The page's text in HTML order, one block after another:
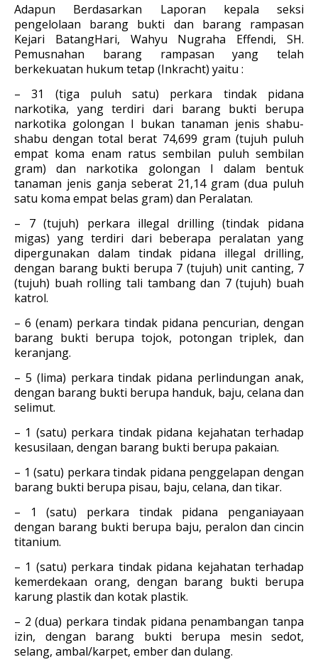
Adapun Berdasarkan Laporan kepala seksi
pengelolaan barang bukti dan barang rampasan
Kejari BatangHari, Wahyu Nugraha Effendi, SH.
Pemusnahan barang rampasan yang telah
berkekuatan hukum tetap (Inkracht) yaitu :
– 31 (tiga puluh satu) perkara tindak pidana
narkotika, yang terdiri dari barang bukti berupa
narkotika golongan I bukan tanaman jenis shabu-
shabu dengan total berat 74,699 gram (tujuh puluh
empat koma enam ratus sembilan puluh sembilan
gram) dan narkotika golongan I dalam bentuk
tanaman jenis ganja seberat 21,14 gram (dua puluh
satu koma empat belas gram) dan Peralatan.
– 7 (tujuh) perkara illegal drilling (tindak pidana
migas) yang terdiri dari beberapa peralatan yang
dipergunakan dalam tindak pidana illegal drilling,
dengan barang bukti berupa 7 (tujuh) unit canting, 7
(tujuh) buah rolling tali tambang dan 7 (tujuh) buah
katrol.
– 6 (enam) perkara tindak pidana pencurian, dengan
barang bukti berupa tojok, potongan triplek, dan
keranjang.
– 5 (lima) perkara tindak pidana perlindungan anak,
dengan barang bukti berupa handuk, baju, celana dan
selimut.
– 1 (satu) perkara tindak pidana kejahatan terhadap
kesusilaan, dengan barang bukti berupa pakaian.
– 1 (satu) perkara tindak pidana penggelapan dengan
barang bukti berupa pisau, baju, celana, dan tikar.
– 1 (satu) perkara tindak pidana penganiayaan
dengan barang bukti berupa baju, peralon dan cincin
titanium.
– 1 (satu) perkara tindak pidana kejahatan terhadap
kemerdekaan orang, dengan barang bukti berupa
karung plastik dan kotak plastik.
– 2 (dua) perkara tindak pidana penambangan tanpa
izin, dengan barang bukti berupa mesin sedot,
selang, ambal/karpet, ember dan dulang.